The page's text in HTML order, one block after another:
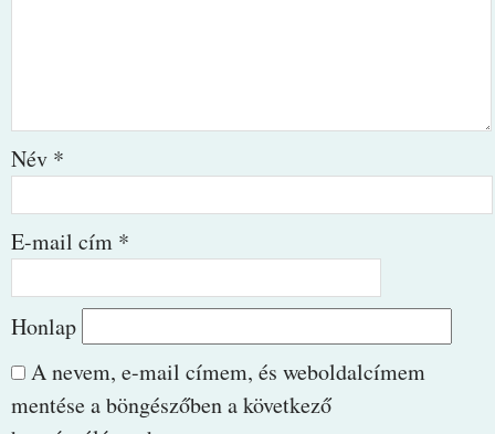
Név *
E-mail cím *
Honlap
A nevem, e-mail címem, és weboldalcímem
mentése a böngészőben a következő